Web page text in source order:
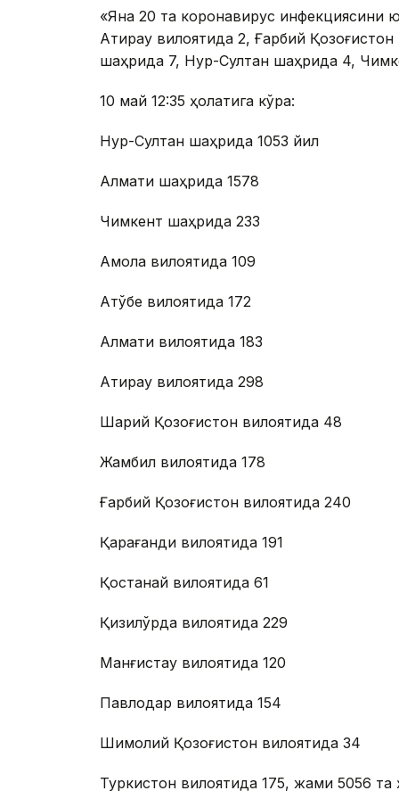
«Яна 20 та коронавирус инфекциясини
Атирау вилоятида 2, Ғарбий
шаҳрида 7, Нур-Султан шаҳрида 4,
10 май 12:35 ҳолатига кўра:
Нур-Султан шаҳрида 1053 йил
Алмати шаҳрида 1578
Чимкент шаҳрида 233
Ақмола вилоятида 109
Ақтўбе вилоятида 172
Алмати вилоятида 183
Атирау вилоятида 298
Шарқий Қозоғистон вилоятида 48
Жамбил вилоятида 178
Ғарбий Қозоғистон вилоятида 240
Қарағанди вилоятида 191
Қостанай вилоятида 61
Қизилўрда вилоятида 229
Манғистау вилоятида 120
Павлодар вилоятида 154
Шимолий Қозоғистон вилоятида 34
Туркистон вилоятида 175, жами 5056 та